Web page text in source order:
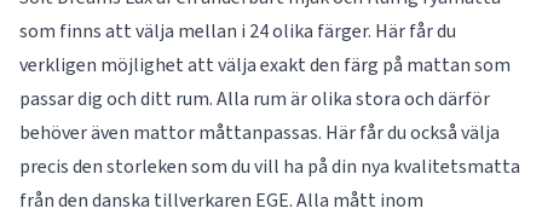
som finns att välja mellan i 24 olika färger. Här får du
verkligen möjlighet att välja exakt den färg på mattan som
passar dig och ditt rum. Alla rum är olika stora och därför
behöver även mattor måttanpassas. Här får du också välja
precis den storleken som du vill ha på din nya kvalitetsmatta
från den danska tillverkaren EGE. Alla mått inom